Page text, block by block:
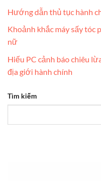
Hướng dẫn thủ tục hành
Khoảnh khắc máy sấy tóc
nữ
Hiếu PC cảnh báo chiêu
địa giới hành chính
Tìm kiếm